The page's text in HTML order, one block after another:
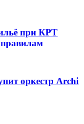
при КРТ
оркестр Archi